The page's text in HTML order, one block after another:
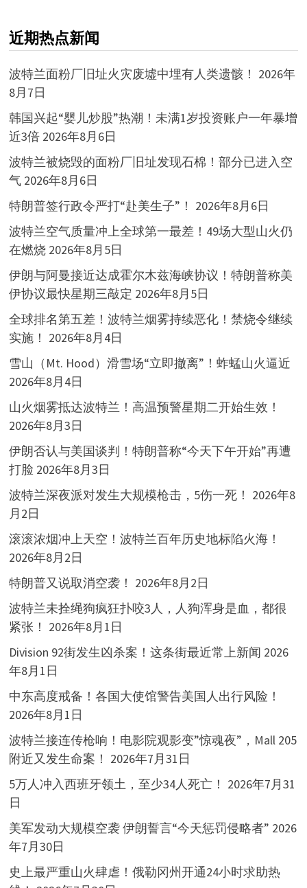
近期热点新闻
波特兰面粉厂旧址火灾废墟中埋有人类遗骸！ 2026年
8月7日
韩国兴起“婴儿炒股”热潮！未满1岁投资账户一年暴增
近3倍 2026年8月6日
波特兰被烧毁的面粉厂旧址发现石棉！部分已进入空
气 2026年8月6日
特朗普签行政令严打“赴美生子”！ 2026年8月6日
波特兰空气质量冲上全球第一最差！49场大型山火仍
在燃烧 2026年8月5日
伊朗与阿曼接近达成霍尔木兹海峡协议！特朗普称美
伊协议最快星期三敲定 2026年8月5日
全球排名第五差！波特兰烟雾持续恶化！禁烧令继续
实施！ 2026年8月4日
雪山（Mt. Hood）滑雪场“立即撤离”！蚱蜢山火逼近
2026年8月4日
山火烟雾抵达波特兰！高温预警星期二开始生效！
2026年8月3日
伊朗否认与美国谈判！特朗普称“今天下午开始”再遭
打脸 2026年8月3日
波特兰深夜派对发生大规模枪击，5伤一死！ 2026年8
月2日
滚滚浓烟冲上天空！波特兰百年历史地标陷火海！
2026年8月2日
特朗普又说取消空袭！ 2026年8月2日
波特兰未拴绳狗疯狂扑咬3人，人狗浑身是血，都很
紧张！ 2026年8月1日
Division 92街发生凶杀案！这条街最近常上新闻 2026
年8月1日
中东高度戒备！各国大使馆警告美国人出行风险！
2026年8月1日
波特兰接连传枪响！电影院观影变”惊魂夜”，Mall 205
附近又发生命案！ 2026年7月31日
5万人冲入西班牙领土，至少34人死亡！ 2026年7月31
日
美军发动大规模空袭 伊朗誓言“今天惩罚侵略者” 2026
年7月30日
史上最严重山火肆虐！俄勒冈州开通24小时求助热